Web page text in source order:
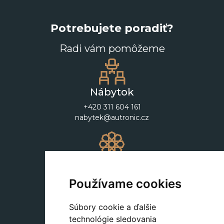
Používame cookies
Súbory cookie a ďalšie
technológie sledovania
Potrebujete poradiť?
Radi vám pomôžeme
Nábytok
+420 311 604 161
nabytek@autronic.cz
+420 311 604 182
dekorace@autronic.cz